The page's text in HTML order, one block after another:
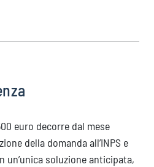
euro decorre dal mese
della domanda all’INPS e
un’unica soluzione anticipata,